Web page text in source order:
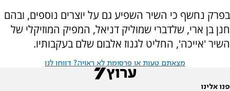
בפרק נחשף כי השיר השפיע גם על יוצרים נוספים, ובהם
חנן בן ארי, שלדברי שמוליק דניאל, המפיק המוזיקלי של
השיר 'אייכה', החליט לגנוז אלבום שלם בעקבותיו.
מצאתם טעות או פרסומת לא ראויה? דווחו לנו
פנו אלינו